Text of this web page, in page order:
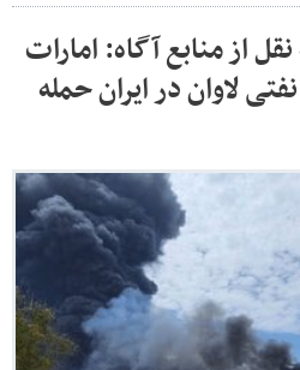
از منابع آگاه: امارات
لاوان در ایران حمله